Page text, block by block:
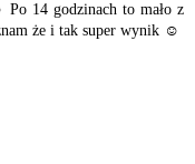
14 godzinach to mało z
że i tak super wynik ☺